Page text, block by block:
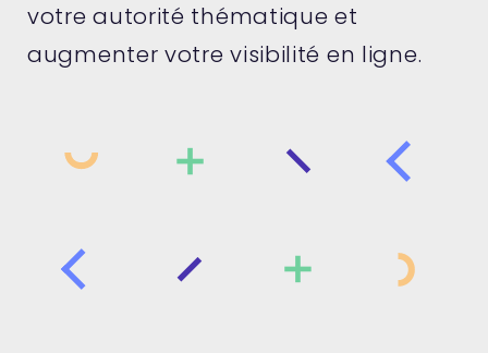
votre autorité thématique et
augmenter votre visibilité en ligne.